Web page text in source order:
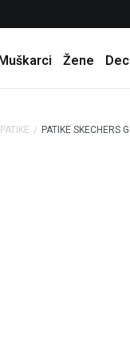
Žene
PATIKE PATIKE SKECHERS